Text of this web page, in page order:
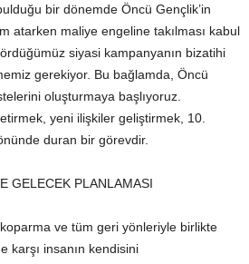
bir dönemde Öncü Gençlik’in
atarken maliye engeline takılması kabul
siyasi kampanyanın bizatihi
gerekiyor. Bu bağlamda, Öncü
oluşturmaya başlıyoruz.
yeni ilişkiler geliştirmek, 10.
duran bir görevdir.
GELECEK PLANLAMASI
ve tüm geri yönleriyle birlikte
karşı insanın kendisini